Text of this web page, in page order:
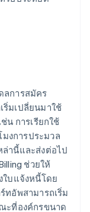
ลการสมัคร
มเปลี่ยนมาใช้
น การเรียกใช้
งการประมวล
านี้และส่งต่อไป
ช่วยให้
ใบแจ้งหนี้โดย
ทอัพสามารถเริ่ม
ะที่องค์กรขนาด